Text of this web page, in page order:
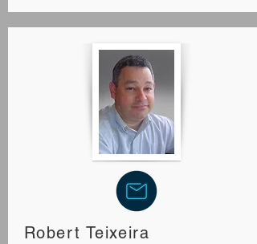
Robert Teixeira